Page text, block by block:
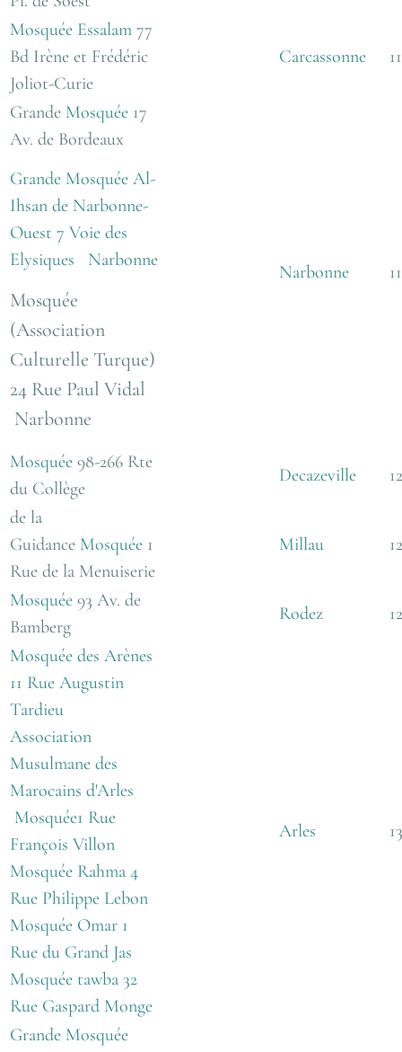
Mosquée Essalam 77
Bd Irène et Frédéric
Joliot-Curie
Carcassonne 11
Grande Mosquée 17
Av. de Bordeaux
Grande Mosquée Al-
Ihsan de Narbonne-
Ouest 7 Voie des
Elysiques Narbonne
Mosquée
(Association
Culturelle Turque)
24 Rue Paul Vidal
Narbonne
Narbonne 11
Mosquée 98-266 Rte
du Collège
Decazeville
12
de la
Guidance Mosquée 1
Rue de la Menuiserie
Millau 12
Mosquée 93 Av. de
Bamberg
Rodez
12
Mosquée des Arènes
11 Rue Augustin
Tardieu
Association
Musulmane des
Marocains d'Arles
Mosquée1 Rue
François Villon
Mosquée Rahma 4
Rue Philippe Lebon
Mosquée Omar 1
Rue du Grand Jas
Mosquée tawba 32
Rue Gaspard Monge
Arles 13
Grande Mosquée